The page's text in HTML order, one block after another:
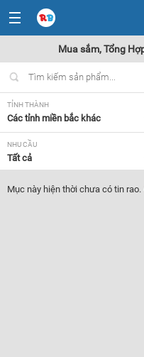
Mua sắm, Tổng
TỈNH THÀNH
Các tỉnh miền bắc khác
NHU CẦU
Tất cả
Mục này hiện thời chưa có tin rao.